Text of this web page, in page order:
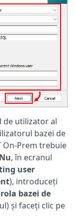
de utilizator al
bazei de
On-Prem trebuie
Nu, în ecranul
user
), introduceți
bazei de
și faceți clic pe